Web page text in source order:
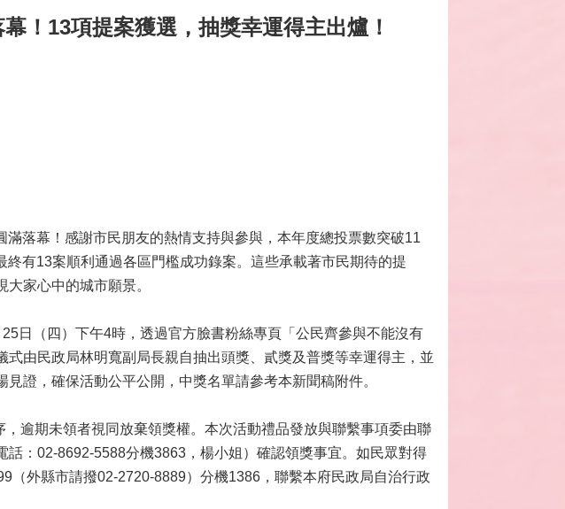
！13項提案獲選，抽獎幸運得主出爐！
落幕！感謝市民朋友的熱情支持與參與，本年度總投票數突破11
有13案順利通過各區門檻成功錄案。這些承載著市民期待的提
家心中的城市願景。
日（四）下午4時，透過官方臉書粉絲專頁「公民齊參與不能沒有
由民政局林明寬副局長親自抽出頭獎、貳獎及普獎等幸運得主，並
證，確保活動公平公開，中獎名單請參考本新聞稿附件。
逾期未領者視同放棄領獎權。本次活動禮品發放與聯繫事項委由聯
：02-8692-5588分機3863，楊小姐）確認領獎事宜。如民眾對得
（外縣市請撥02-2720-8889）分機1386，聯繫本府民政局自治行政